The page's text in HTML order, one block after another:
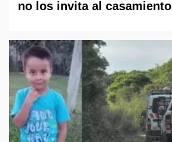
no los invita al casamiento